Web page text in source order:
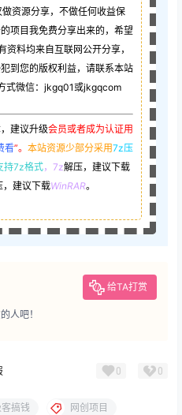
资源分享，不做任何收益保
项目我免费分享出来的，希望
料均来自互联网公开分享，
到您的版权利益，请联系本站
式微信：jkgq01或jkgqcom
建议升级会员或者成为认证用
看”。 本站资源少部分采用7z压
持7z格式，7z解压，建议下载
，建议下载WinRAR。
给TA打赏
人吧！
0 0
搞钱 网创项目